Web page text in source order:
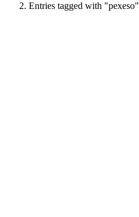
Entries tagged with "pexeso"